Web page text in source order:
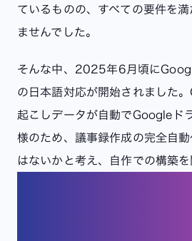
ているものの、すべての要件を
ませんでした。
そんな中、2025年6月頃に
の日本語対応が開始されました
起こしデータが自動でGoogleド
様のため、議事録作成の完全自
はないかと考え、自作での構築を